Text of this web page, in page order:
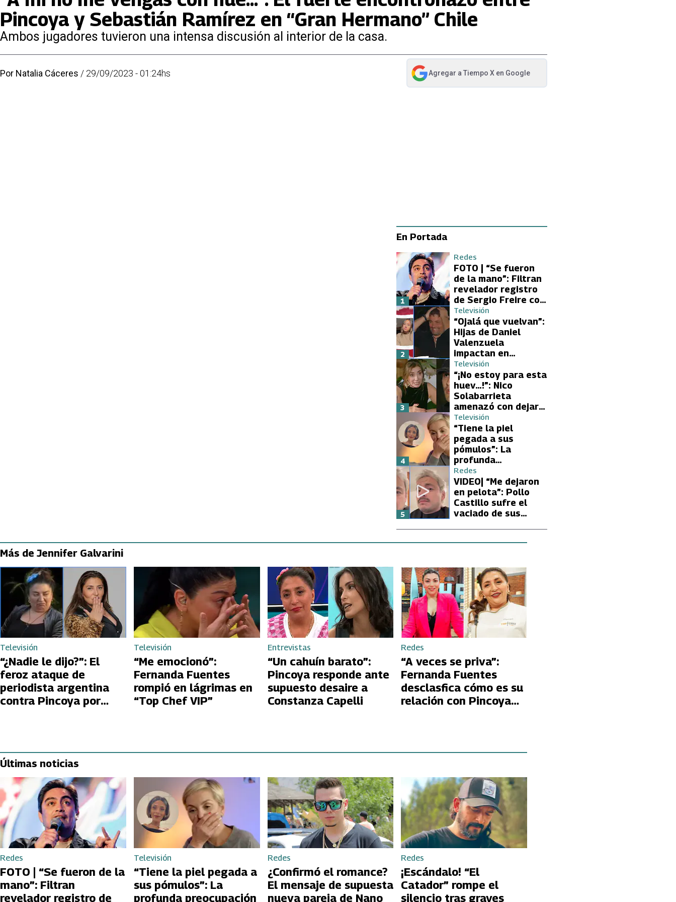
Pincoya y Sebastián Ramírez en “Gran Hermano” Chile
Ambos jugadores tuvieron una intensa discusión al interior de la casa.
Por Natalia Cáceres / 29/09/2023 - 01:24hs Agregar a Tiempo Xen Google
abre en nueva pestaña
En Portada
Redes
FOTO | “Se fueron
de la mano”: Filtran
revelador registro
de Sergio Freire con
supuesta nueva
conquista
1
Televisión
“Ojalá que vuelvan”:
Hijas de Daniel
Valenzuela
impactan en
Volverías con tu Ex
2 con directa
petición a su papá
sobre Yamila Reyna
2
Televisión
“¡No estoy para esta
huev…!”: Nico
Solabarrieta
amenazó con dejar
Volverías con tu Ex
tras encontrón con
Carmen Gloria
Arroyo
3
Televisión
“Tiene la piel
pegada a sus
pómulos”: La
profunda
preocupación de
Fran García-
Huidobro por la
extrema delgadez
de Kathy Orellana
4
Redes
VIDEO| “Me dejaron
en pelota”: Pollo
Castillo sufre el
vaciado de sus
5
Más de Jennifer Galvarini
Televisión
“¿Nadie le dijo?”: El
feroz ataque de
periodista argentina
contra Pincoya por
Televisión
“Me emocionó”:
Fernanda Fuentes
rompió en lágrimas en
“Top Chef VIP”
Entrevistas
“Un cahuín barato”:
Pincoya responde ante
supuesto desaire a
Constanza Capelli
Redes
“A veces se priva”:
Fernanda Fuentes
desclasfica cómo es su
relación con Pincoya
Últimas noticias
Redes
FOTO | “Se fueron de la
mano”: Filtran
revelador registro de
Televisión
“Tiene la piel pegada a
sus pómulos”: La
profunda preocupación
Redes
¿Confirmó el romance?
El mensaje de supuesta
nueva pareja de Nano
Redes
¡Escándalo! “El
Catador” rompe el
silencio tras graves